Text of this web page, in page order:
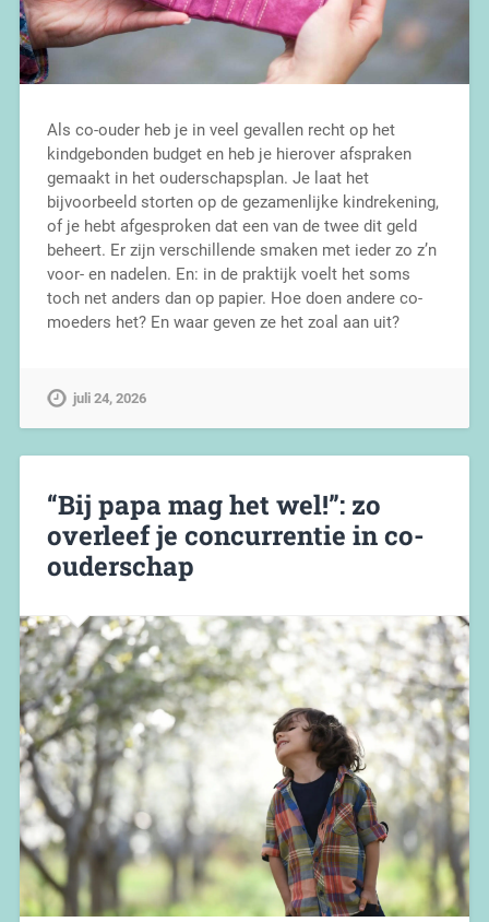
Als co-ouder heb je in veel gevallen recht op het
kindgebonden budget en heb je hierover afspraken
gemaakt in het ouderschapsplan. Je laat het
bijvoorbeeld storten op de gezamenlijke kindrekening,
of je hebt afgesproken dat een van de twee dit geld
beheert. Er zijn verschillende smaken met ieder zo z’n
voor- en nadelen. En: in de praktijk voelt het soms
toch net anders dan op papier. Hoe doen andere co-
moeders het? En waar geven ze het zoal aan uit?
juli 24, 2026
“Bij papa mag het wel!”: zo
overleef je concurrentie in co-
ouderschap